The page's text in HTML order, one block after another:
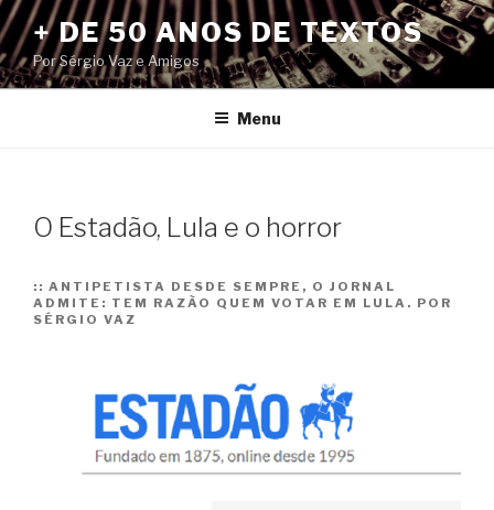
Pular
para
o
conteúdo
+ DE 50 ANOS DE TEXTOS
Por Sérgio Vaz e Amigos
Menu
O Estadão, Lula e o horror
:: ANTIPETISTA DESDE SEMPRE, O JORNAL
ADMITE: TEM RAZÃO QUEM VOTAR EM LULA. POR
SÉRGIO VAZ